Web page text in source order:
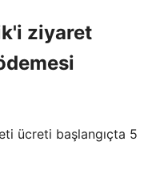
ziyaret
ücreti başlangıçta 5